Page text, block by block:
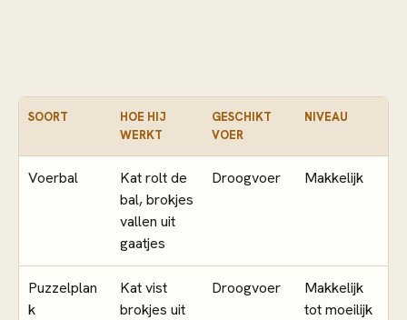
SOORT
HOE HIJ
WERKT
GESCHIKT
VOER
NIVEAU
Voerbal
Kat rolt de
bal, brokjes
vallen uit
gaatjes
Droogvoer Makkelijk
Puzzelplan
k
Kat vist
brokjes uit
Droogvoer
Makkelijk
tot moeilijk